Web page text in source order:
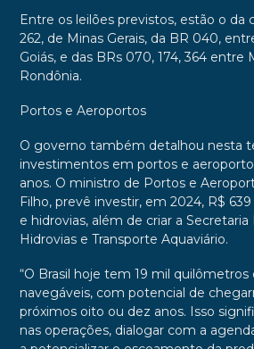
Entre os leilões previstos, estão o da
262, de Minas Gerais, da BR 040,
Goiás, e das BRs 070, 174, 364 entre
Rondônia.
Portos e Aeroportos
O governo também detalhou nesta
investimentos em portos e
anos. O ministro de Portos e
Filho, prevê investir, em 2024, R$
e hidrovias, além de criar a Secretaria
Hidrovias e Transporte Aquaviário.
“O Brasil hoje tem 19 mil quilômetros
navegáveis, com potencial de
próximos oito ou dez anos. Isso
nas operações, dialogar com a